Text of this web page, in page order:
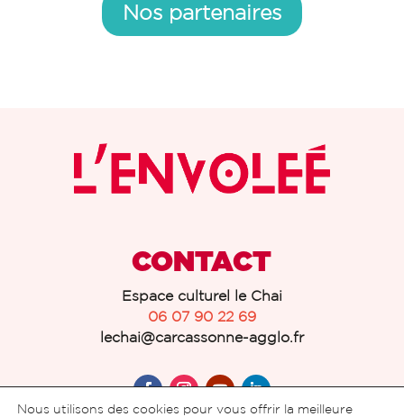
Nos partenaires
CONTACT
Espace culturel le Chai
06 07 90 22 69
lechai@carcassonne-agglo.fr
Nous utilisons des cookies pour vous offrir la meilleure